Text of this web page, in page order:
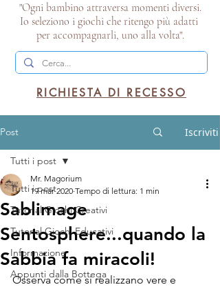
"Ogni bambino attraversa momenti diversi.
Io seleziono i giochi che ritengo più adatti
per accompagnarli, uno alla volta".
RICHIESTA DI RECESSO
Post Iscriviti
Tutti i post
Tutorial Giochi Creativi
Tutorial Giochi Educativi
Informazione
Appunti dalla Bottega
Tutti i post
Sablimage
Sentosphere...quando la
Sabbia fa miracoli!
Mr. Magorium
19 mar 2020 Tempo di lettura: 1 min
Osserva come si realizzano vere e